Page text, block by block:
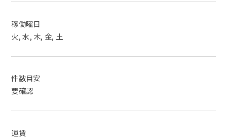
稼働曜日
火, 水, 木, 金, 土
件数目安
要確認
運賃